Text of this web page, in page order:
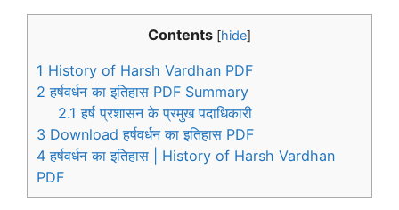
Contents [hide]
1 History of Harsh Vardhan PDF
2 हर्षवर्धन का इतिहास PDF Summary
2.1 हर्ष प्रशासन के प्रमुख पदाधिकारी
3 Download हर्षवर्धन का इतिहास PDF
4 हर्षवर्धन का इतिहास | History of Harsh Vardhan
PDF